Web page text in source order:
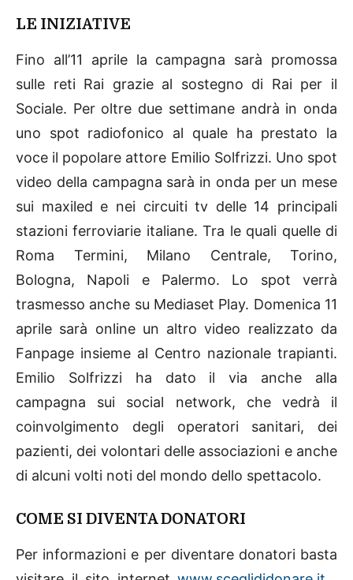
LE INIZIATIVE
Fino all’11 aprile la campagna sarà promossa
sulle reti Rai grazie al sostegno di Rai per il
Sociale. Per oltre due settimane andrà in onda
uno spot radiofonico al quale ha prestato la
voce il popolare attore Emilio Solfrizzi. Uno spot
video della campagna sarà in onda per un mese
sui maxiled e nei circuiti tv delle 14 principali
stazioni ferroviarie italiane. Tra le quali quelle di
Roma Termini, Milano Centrale, Torino,
Bologna, Napoli e Palermo. Lo spot verrà
trasmesso anche su Mediaset Play. Domenica 11
aprile sarà online un altro video realizzato da
Fanpage insieme al Centro nazionale trapianti.
Emilio Solfrizzi ha dato il via anche alla
campagna sui social network, che vedrà il
coinvolgimento degli operatori sanitari, dei
pazienti, dei volontari delle associazioni e anche
di alcuni volti noti del mondo dello spettacolo.
COME SI DIVENTA DONATORI
Per informazioni e per diventare donatori basta